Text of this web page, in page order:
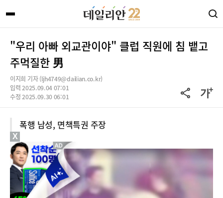
"우리 아빠 외교관이야" 클럽 직원에 침 뱉고
주먹질한 男
이지희 기자 (ljh4749@dailian.co.kr)
입력 2025.09.04 07:01
수정 2025.09.30 06:01
폭행 남성, 면책특권 주장
X